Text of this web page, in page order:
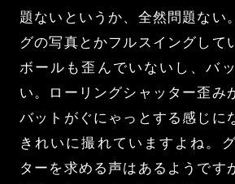
題ないというか、全然問題ない
グの写真とかフルスイングして
ボールも歪んでいないし、バ
い。ローリングシャッター歪み
バットがぐにゃっとする感じに
きれいに撮れていますよね。
ターを求める声はあるようです